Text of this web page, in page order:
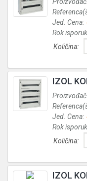
Jed. Cena:
Rok
Količina:
IZOL
Jed. Cena:
Rok
Količina:
IZOL